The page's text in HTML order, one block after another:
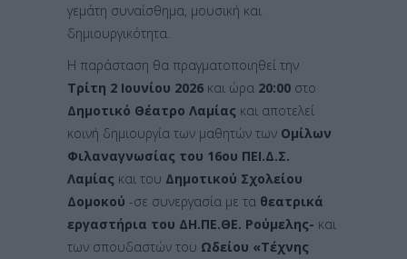
γεμάτη συναίσθημα, μουσική και
δημιουργικότητα.
Η παράσταση θα πραγματοποιηθεί την
Τρίτη 2 Ιουνίου 2026 και ώρα 20:00 στο
Δημοτικό Θέατρο Λαμίας και αποτελεί
κοινή δημιουργία των μαθητών των Ομίλων
Φιλαναγνωσίας του 16ου ΠΕΙ.Δ.Σ.
Λαμίας και του Δημοτικού Σχολείου
Δομοκού -σε συνεργασία με τα θεατρικά
εργαστήρια του ΔΗ.ΠΕ.ΘΕ. Ρούμελης- και
των σπουδαστών του Ωδείου «Τέχνης